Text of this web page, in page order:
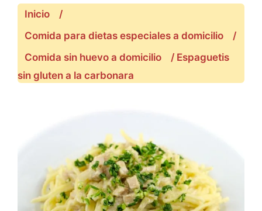
Inicio
/
Comida para dietas especiales a domicilio
/
Comida sin huevo a domicilio
/ Espaguetis
sin gluten a la carbonara